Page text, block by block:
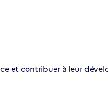
et contribuer à leur